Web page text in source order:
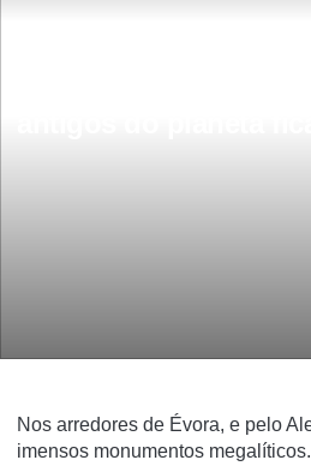
Nos arredores de Évora, e pelo
imensos monumentos